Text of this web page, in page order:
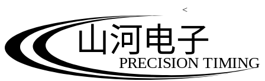
<
PRECISION TIMING
山河电子